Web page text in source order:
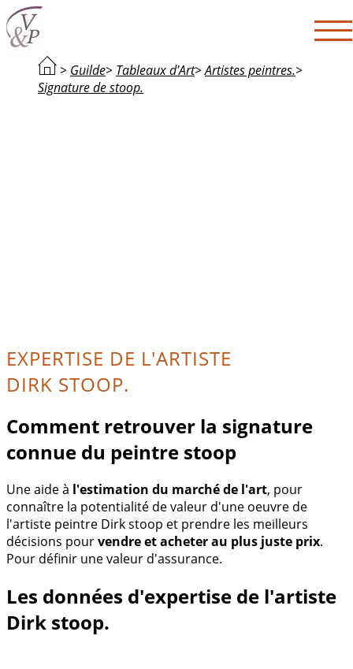
> Guilde> Tableaux d'Art>Artistes peintres.>
Signature de stoop.
EXPERTISE DE L'ARTISTE
DIRK STOOP.
Comment retrouver la signature
connue du peintre stoop
Une aide à l'estimation du marché de l'art, pour
connaître la potentialité de valeur d'une oeuvre de
l'artiste peintre Dirk stoop et prendre les meilleurs
décisions pourvendre et acheter au plus juste prix.
Pour définir une valeur d'assurance.
Les données d'expertise de l'artiste
Dirk stoop.